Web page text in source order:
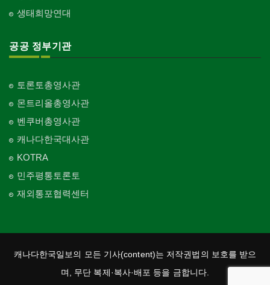
생태희망연대
공공 정부기관
토론토총영사관
몬트리올총영사관
벤쿠버총영사관
캐나다한국대사관
KOTRA
민주평통토론토
재외통포협력센터
캐나다한국일보의 모든 기사(content)는 저작권법의 보호를 받으
며, 무단 복제·복사·배포 등을 금합니다.